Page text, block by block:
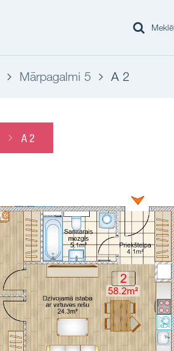
Mārpagalmi 5 A 2
A 2